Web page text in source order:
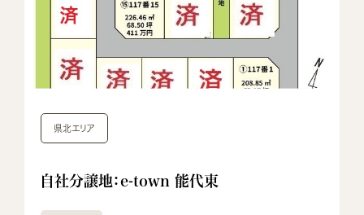
自社分譲地：e-town 能代東
県北エリア